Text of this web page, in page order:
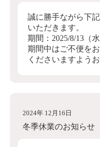
誠に勝手ながら下
いただきます。
期間：2025/8/13（
期間中はご不便を
くださいますよう
2024年 12月16日
冬季休業のお知らせ